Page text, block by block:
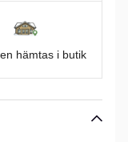
hämtas i butik